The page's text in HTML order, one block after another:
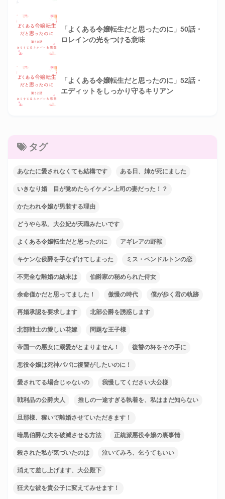
「よくある令嬢転生だと思ったのに」50話・
ロレインの光をつける意味
「よくある令嬢転生だと思ったのに」52話・
エディットをしっかり守るキリアン
タグ
あなたに愛されなくても結構です ある日、姉が死にました
いきなり婚 目が覚めたらイケメン上司の妻だった！？
かたわれ令嬢が男装する理由
どうやら私、大公妃が天職みたいです
よくある令嬢転生だと思ったのに アギレアの野獣
キケンな侯爵を手なずけてしまった ミス・ペンドルトンの恋
不完全な離婚の結末は 伯爵家の秘められた侍女
余命僅かだと思ってました！ 傲慢の時代 僕が歩く君の軌跡
再婚承認を要求します 北部公爵を誘惑します
北部戦士の愛しい花嫁 問題な王子様
帝国一の悪女に溺愛がとまりません！ 復讐の杯をその手に
悪役令嬢は死神パパに復讐がしたいのに！
愛されてる場合じゃないの 我慢してください大公様
戦利品の公爵夫人 推しの一途すぎる執着を、私はまだ知らない
旦那様、稼いで離婚させていただきます！
暗黒伯爵な夫を破滅させる方法 正統派悪役令嬢の裏事情
殺された私が気づいたのは 泣いてみろ、乞うてもいい
消えて差し上げます、大公殿下
狂犬な彼を貴公子に変えてみせます！